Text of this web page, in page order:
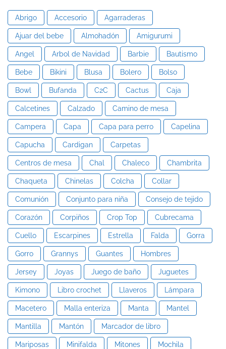
Abrigo Accesorio Agarraderas
Ajuar del bebe Almohadón Amigurumi
Angel Arbol de Navidad Barbie Bautismo
Bebe Bikini Blusa Bolero Bolso
Bowl Bufanda C2C Cactus Caja
Calcetines Calzado Camino de mesa
Campera Capa Capa para perro Capelina
Capucha Cardigan Carpetas
Centros de mesa Chal Chaleco Chambrita
Chaqueta Chinelas Colcha Collar
Comunión Conjunto para niña Consejo de tejido
Corazón Corpiños Crop Top Cubrecama
Cuello Escarpines Estrella Falda Gorra
Gorro Grannys Guantes Hombres
Jersey Joyas Juego de baño Juguetes
Kimono Libro crochet Llaveros Lámpara
Macetero Malla enteriza Manta Mantel
Mantilla Mantón Marcador de libro
Mariposas Minifalda Mitones Mochila